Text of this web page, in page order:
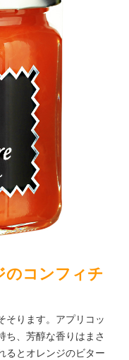
のコンフィチ
そります。アプリコッ
ち、芳醇な香りはまさ
るとオレンジのビター